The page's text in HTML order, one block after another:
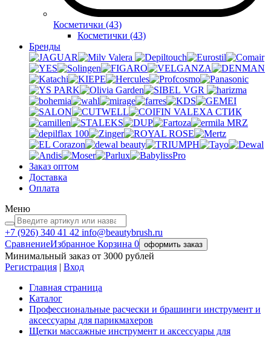
Косметички (43)
Косметички (43)
Бренды
Valera
VGR
VALEXA СТИК
MRZ
Заказ оптом
Доставка
Оплата
Меню
+7 (926) 340 41 42 info@beautybrush.ru
СравнениеИзбранное Корзина 0 оформить заказ
Минимальный заказ от 3000 рублей
Регистрация | Вход
Главная страница
Каталог
Профессиональные расчески и брашинги инструмент и
аксессуары для парикмахеров
Щетки массажные инструмент и аксессуары для